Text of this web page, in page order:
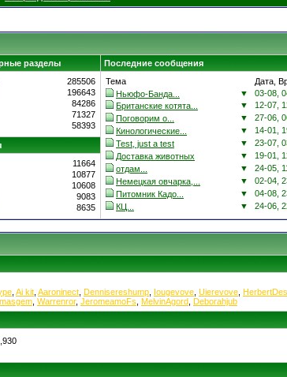
разделы
Последние сообщения
285506
196643
84286
71327
58393
Тема Дата,
Ньюфо-Банда...
▼ 03-08,
Британские котята...
▼ 12-07,
Поговорим о...
▼ 27-06,
Кинологические...
▼ 14-01,
Test, just a test
▼ 23-07,
Доставка животных
▼ 19-01,
отдам...
▼ 24-05,
Немецкая овчарка,...
▼ 02-04,
Питомник Кадо...
▼ 04-08,
КЦ...
▼ 24-06,
11664
10877
10608
9083
8635
Ai kit Aaroninect Dennisereshump Iougevove Uierevove HerbertDes
Warrenror, JeromeamoFs MelvinAgord Deborahjub